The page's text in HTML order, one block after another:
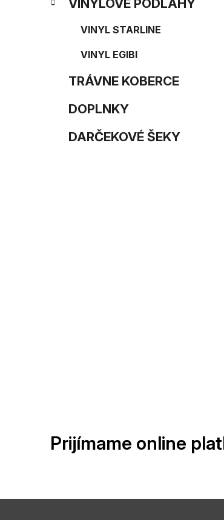
n
VINYLOVÉ PODLAHY
VINYL STARLINE
VINYL EGIBI
TRÁVNE KOBERCE
DOPLNKY
DARČEKOVÉ ŠEKY
Prijímame online